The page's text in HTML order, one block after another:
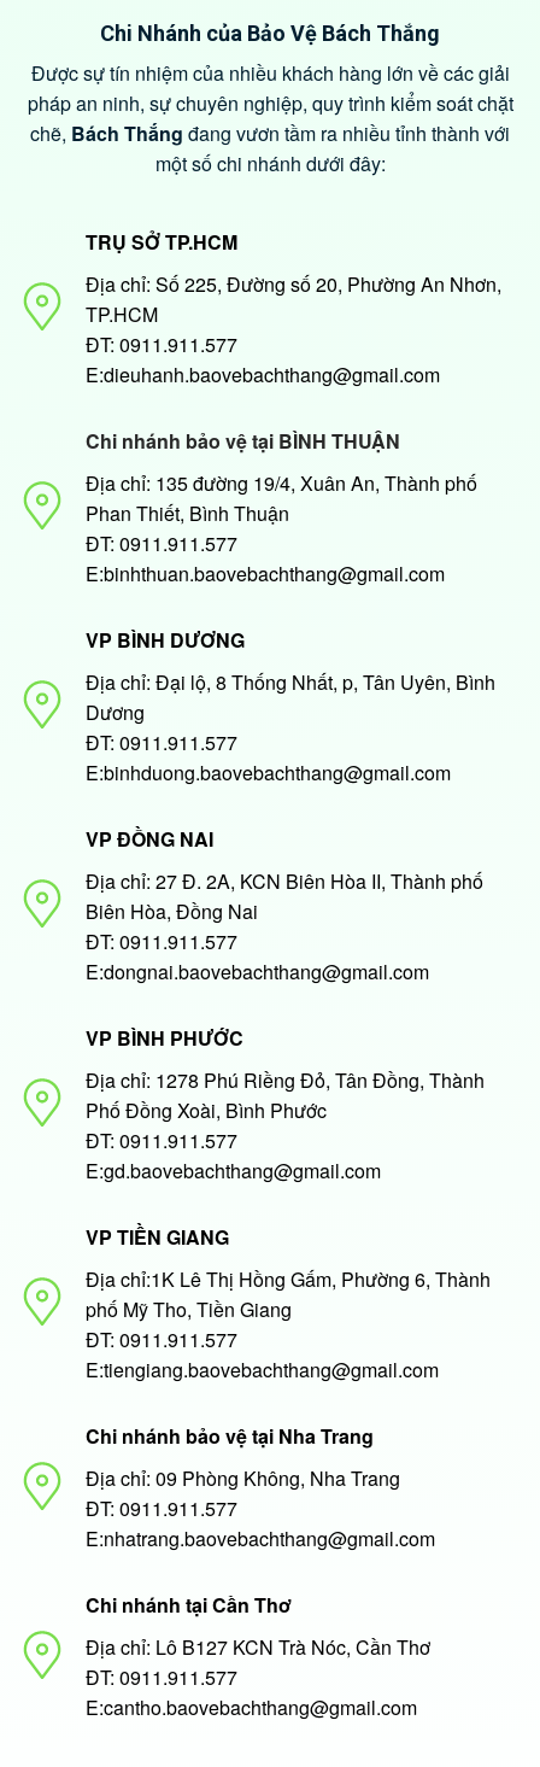
Chi Nhánh của Bảo Vệ Bách Thắng
Được sự tín nhiệm của nhiều khách hàng lớn về các giải
pháp an ninh, sự chuyên nghiệp, quy trình kiểm soát chặt
chẽ, Bách Thắng đang vươn tầm ra nhiều tỉnh thành với
một số chi nhánh dưới đây:
TRỤ SỞ TP.HCM
Địa chỉ: Số 225, Đường số 20, Phường An Nhơn,
TP.HCM
ĐT: 0911.911.577
E:dieuhanh.baovebachthang@gmail.com
Chi nhánh bảo vệ tại BÌNH THUẬN
Địa chỉ: 135 đường 19/4, Xuân An, Thành phố
Phan Thiết, Bình Thuận
ĐT: 0911.911.577
E:binhthuan.baovebachthang@gmail.com
VP BÌNH DƯƠNG
Địa chỉ: Đại lộ, 8 Thống Nhất, p, Tân Uyên, Bình
Dương
ĐT: 0911.911.577
E:binhduong.baovebachthang@gmail.com
VP ĐỒNG NAI
Địa chỉ: 27 Đ. 2A, KCN Biên Hòa II, Thành phố
Biên Hòa, Đồng Nai
ĐT: 0911.911.577
E:dongnai.baovebachthang@gmail.com
VP BÌNH PHƯỚC
Địa chỉ: 1278 Phú Riềng Đỏ, Tân Đồng, Thành
Phố Đồng Xoài, Bình Phước
ĐT: 0911.911.577
E:gd.baovebachthang@gmail.com
VP TIỀN GIANG
Địa chỉ:1K Lê Thị Hồng Gấm, Phường 6, Thành
phố Mỹ Tho, Tiền Giang
ĐT: 0911.911.577
E:tiengiang.baovebachthang@gmail.com
Chi nhánh bảo vệ tại Nha Trang
Địa chỉ: 09 Phòng Không, Nha Trang
ĐT: 0911.911.577
E:nhatrang.baovebachthang@gmail.com
Chi nhánh tại Cần Thơ
Địa chỉ: Lô B127 KCN Trà Nóc, Cần Thơ
ĐT: 0911.911.577
E:cantho.baovebachthang@gmail.com